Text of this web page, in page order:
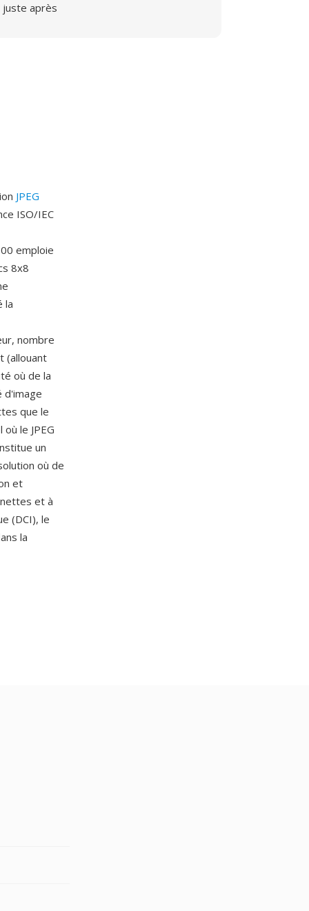
juste après
JPEG
ISO/IEC
emploie
8x8
la
nombre
(allouant
où de la
d'image
que le
le JPEG
un
où de
et
et à
(DCI), le
la